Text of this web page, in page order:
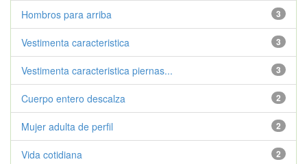
3
Hombros para arriba
3
Vestimenta caracteristica
3
Vestimenta caracteristica piernas...
2
Cuerpo entero descalza
2
Mujer adulta de perfil
2
Vida cotidiana